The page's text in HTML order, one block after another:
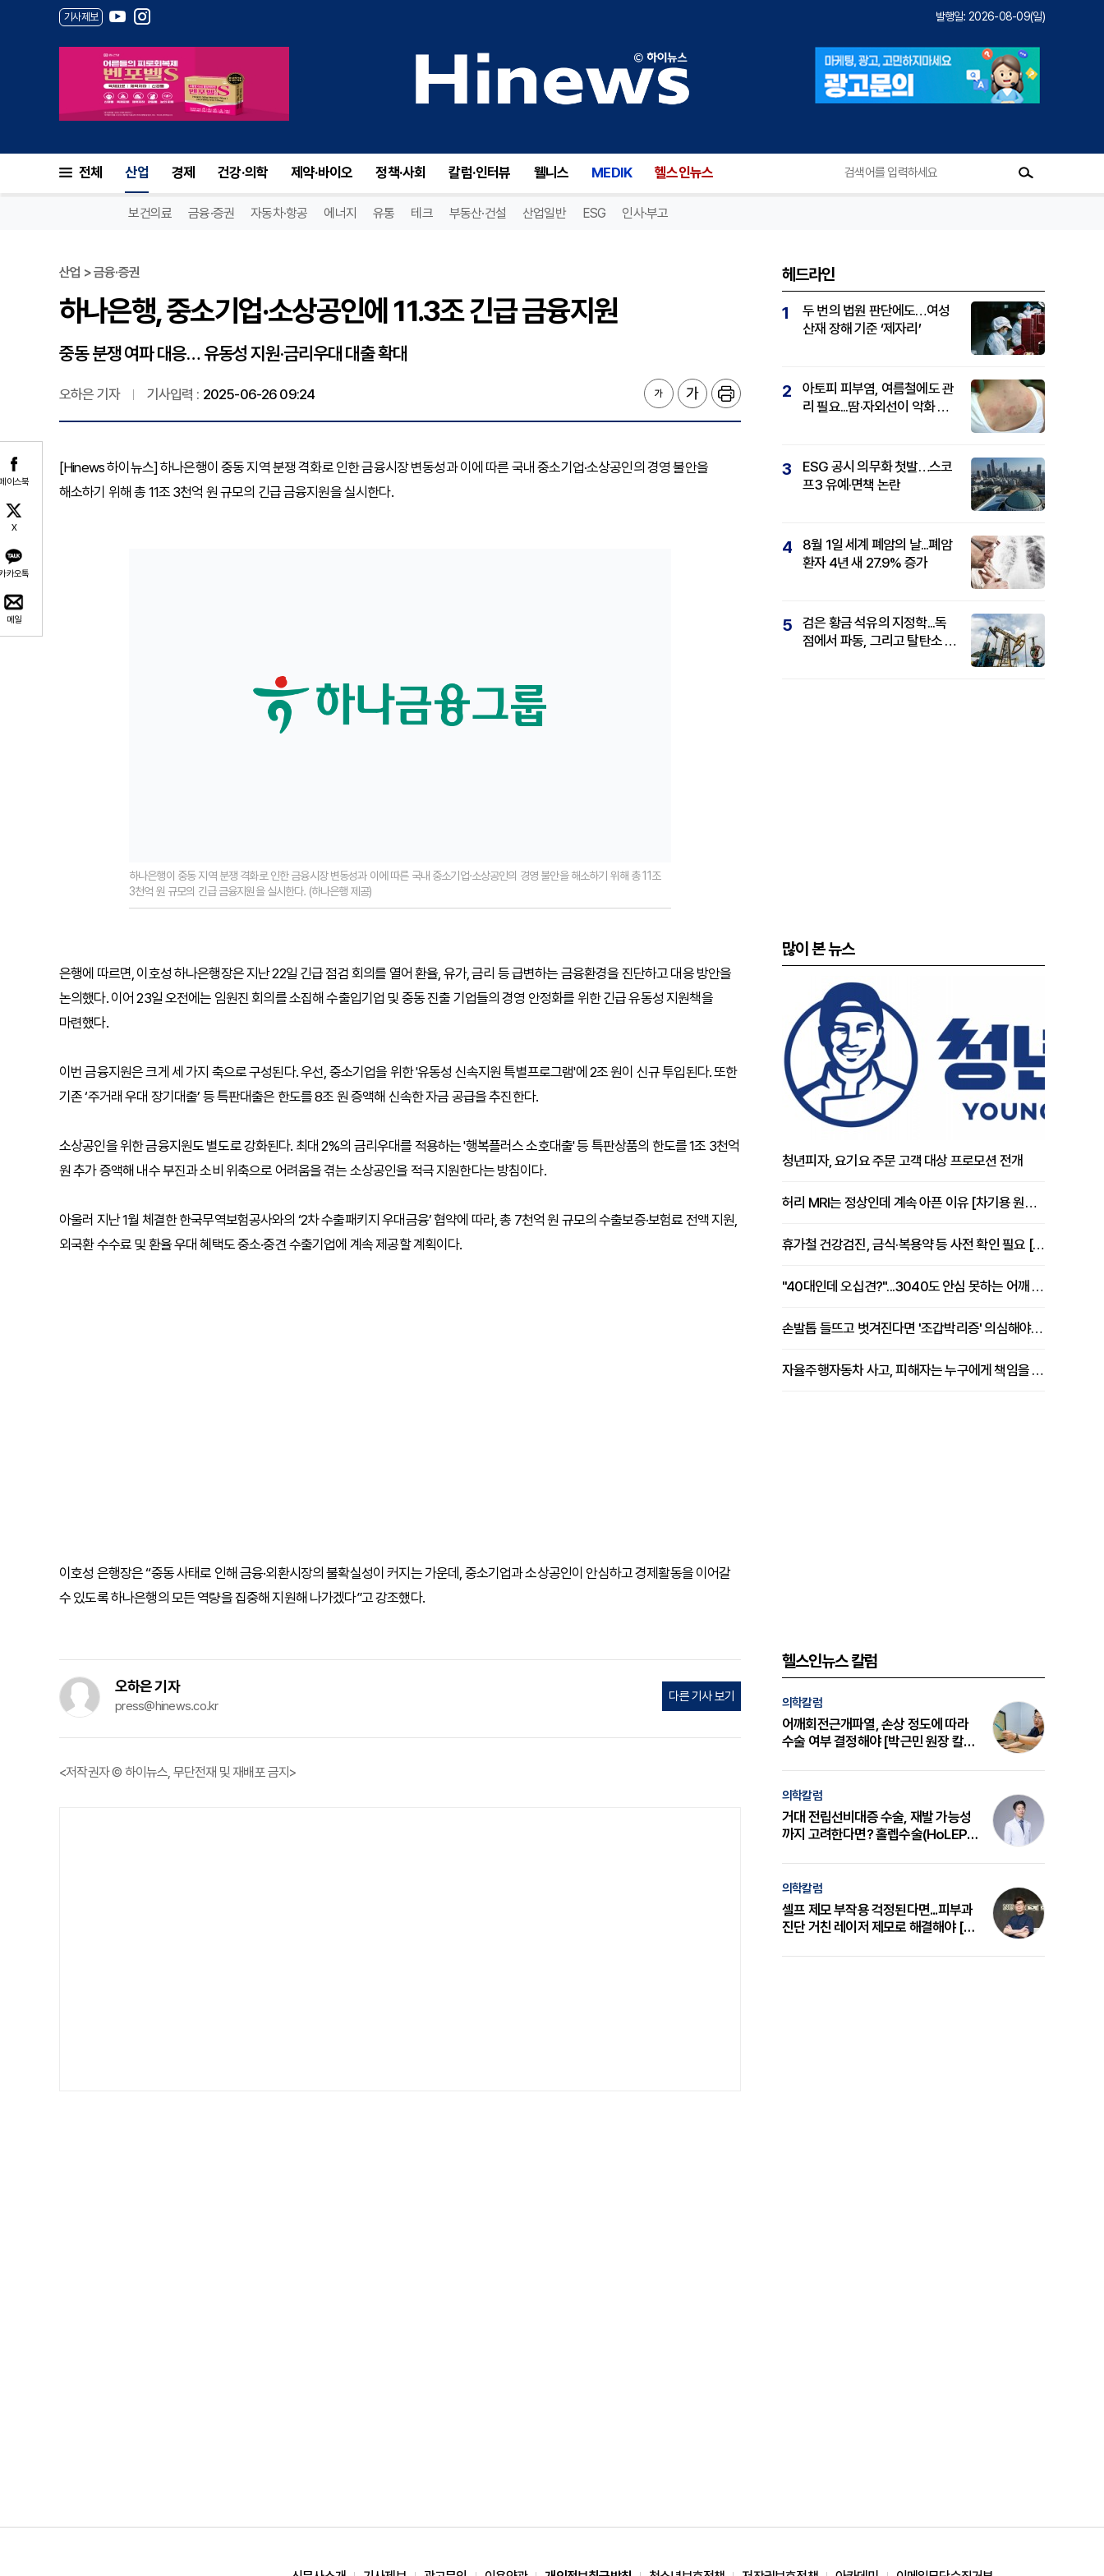
기사제보 발행일: 2026-08-09(일)
전체 산업 경제 건강·의학 제약·바이오 정책·사회 칼럼·인터뷰 웰니스 MEDIK 헬스인뉴스
보건의료 금융·증권 자동차·항공 에너지 유통 테크 부동산·건설 산업일반 ESG 인사·부고
이스북
X
카오톡
메일
산업 > 금융·증권
하나은행, 중소기업·소상공인에 11.3조 긴급 금융지원
중동 분쟁 여파 대응… 유동성 지원·금리우대 대출 확대
오하은 기자 기사입력 : 2025-06-26 09:24
[Hinews 하이뉴스] 하나은행이 중동 지역 분쟁 격화로 인한 금융시장 변동성과 이에 따른 국내 중소기업·소상공인의 경영 불안을
해소하기 위해 총 11조 3천억 원 규모의 긴급 금융지원을 실시한다.
하나은행이 중동 지역 분쟁 격화로 인한 금융시장 변동성과 이에 따른 국내 중소기업·소상공인의 경영 불안을 해소하기 위해 총 11조
3천억 원 규모의 긴급 금융지원을 실시한다. (하나은행 제공)
은행에 따르면, 이호성 하나은행장은 지난 22일 긴급 점검 회의를 열어 환율, 유가, 금리 등 급변하는 금융환경을 진단하고 대응 방안을
논의했다. 이어 23일 오전에는 임원진 회의를 소집해 수출입기업 및 중동 진출 기업들의 경영 안정화를 위한 긴급 유동성 지원책을
마련했다.
이번 금융지원은 크게 세 가지 축으로 구성된다. 우선, 중소기업을 위한 '유동성 신속지원 특별프로그램'에 2조 원이 신규 투입된다. 또한
기존 ‘주거래 우대 장기대출’ 등 특판대출은 한도를 8조 원 증액해 신속한 자금 공급을 추진한다.
소상공인을 위한 금융지원도 별도로 강화된다. 최대 2%의 금리우대를 적용하는 '행복플러스 소호대출' 등 특판상품의 한도를 1조 3천억
원 추가 증액해 내수 부진과 소비 위축으로 어려움을 겪는 소상공인을 적극 지원한다는 방침이다.
아울러 지난 1월 체결한 한국무역보험공사와의 ‘2차 수출패키지 우대금융’ 협약에 따라, 총 7천억 원 규모의 수출보증·보험료 전액 지원,
외국환 수수료 및 환율 우대 혜택도 중소·중견 수출기업에 계속 제공할 계획이다.
이호성 은행장은 “중동 사태로 인해 금융·외환시장의 불확실성이 커지는 가운데, 중소기업과 소상공인이 안심하고 경제활동을 이어갈
수 있도록 하나은행의 모든 역량을 집중해 지원해 나가겠다”고 강조했다.
오하은 기자
press@hinews.co.kr
다른 기사 보기
<저작권자 © 하이뉴스, 무단전재 및 재배포 금지>
헤드라인
1
두 번의 법원 판단에도…여성
산재 장해 기준 ‘제자리’
2
아토피 피부염, 여름철에도 관
리 필요...땀·자외선이 악화 요
3
ESG 공시 의무화 첫발…스코
프3 유예·면책 논란
4
8월 1일 세계 폐암의 날...폐암
환자 4년 새 27.9% 증가
5
검은 황금 석유의 지정학...독
점에서 파동, 그리고 탈탄소 패
많이 본 뉴스
청년피자, 요기요 주문 고객 대상 프로모션 전개
허리 MRI는 정상인데 계속 아픈 이유 [차기용 원장 칼럼]
휴가철 건강검진, 금식·복용약 등 사전 확인 필요 [정도감 원장 칼럼]
"40대인데 오십견?"...3040도 안심 못하는 어깨 유착성 관절낭염
손발톱 들뜨고 벗겨진다면 '조갑박리증' 의심해야 [김철윤 원장 칼럼]
자율주행자동차 사고, 피해자는 누구에게 책임을 물을 수 있을까
헬스인뉴스 칼럼
의학칼럼
어깨회전근개파열, 손상 정도에 따라
수술 여부 결정해야 [박근민 원장 칼
의학칼럼
거대 전립선비대증 수술, 재발 가능성
까지 고려한다면? 홀렙수술(HoLEP)
의학칼럼
셀프 제모 부작용 걱정된다면...피부과
진단 거친 레이저 제모로 해결해야 [변